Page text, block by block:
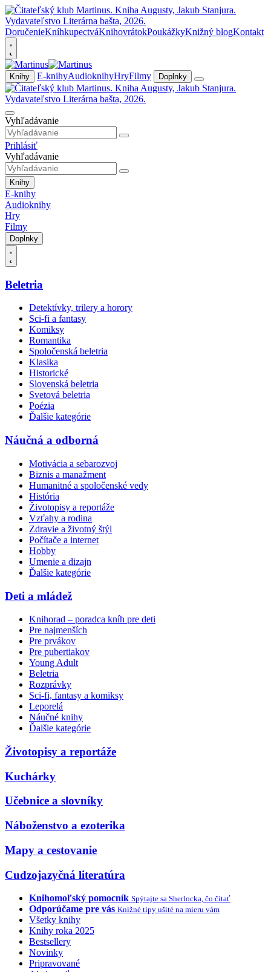
DoručenieKníhkupectváKnihovrátokPoukážkyKnižný blogKontakt
Knihy E-knihyAudioknihyHryFilmy Doplnky
Vyhľadávanie
Prihlásiť
Vyhľadávanie
Knihy
E-knihy
Audioknihy
Hry
Filmy
Doplnky
Beletria
Detektívky, trilery a horory
Sci-fi a fantasy
Komiksy
Romantika
Spoločenská beletria
Klasika
Historické
Slovenská beletria
Svetová beletria
Poézia
Ďalšie kategórie
Náučná a odborná
Motivácia a sebarozvoj
Biznis a manažment
Humanitné a spoločenské vedy
História
Životopisy a reportáže
Vzťahy a rodina
Zdravie a životný štýl
Počítače a internet
Hobby
Umenie a dizajn
Ďalšie kategórie
Deti a mládež
Knihorad – poradca kníh pre deti
Pre najmenších
Pre prvákov
Pre pubertiakov
Young Adult
Beletria
Rozprávky
Sci-fi, fantasy a komiksy
Leporelá
Náučné knihy
Ďalšie kategórie
Životopisy a reportáže
Kuchárky
Učebnice a slovníky
Náboženstvo a ezoterika
Mapy a cestovanie
Cudzojazyčná literatúra
Knihomoľský pomocník Spýtajte sa Sherlocka, čo čítať
Odporúčame pre vás Knižné tipy ušité na mieru vám
Všetky knihy
Knihy roka 2025
Bestsellery
Novinky
Pripravované